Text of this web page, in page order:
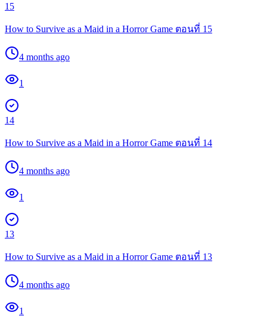
15
How to Survive as a Maid in a Horror Game ตอนที่ 15
4 months ago
1
14
How to Survive as a Maid in a Horror Game ตอนที่ 14
4 months ago
1
13
How to Survive as a Maid in a Horror Game ตอนที่ 13
4 months ago
1